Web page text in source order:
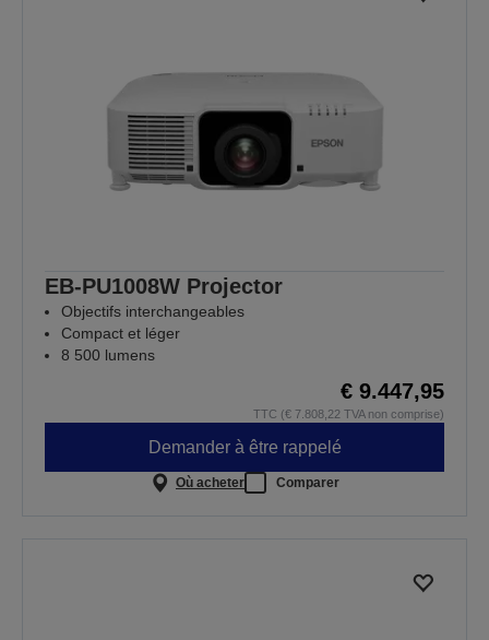
EB-PU1008W Projector
Objectifs interchangeables
Compact et léger
8 500 lumens
€ 9.447,95
TTC (€ 7.808,22 TVA non comprise)
Demander à être rappelé
Où acheter Comparer